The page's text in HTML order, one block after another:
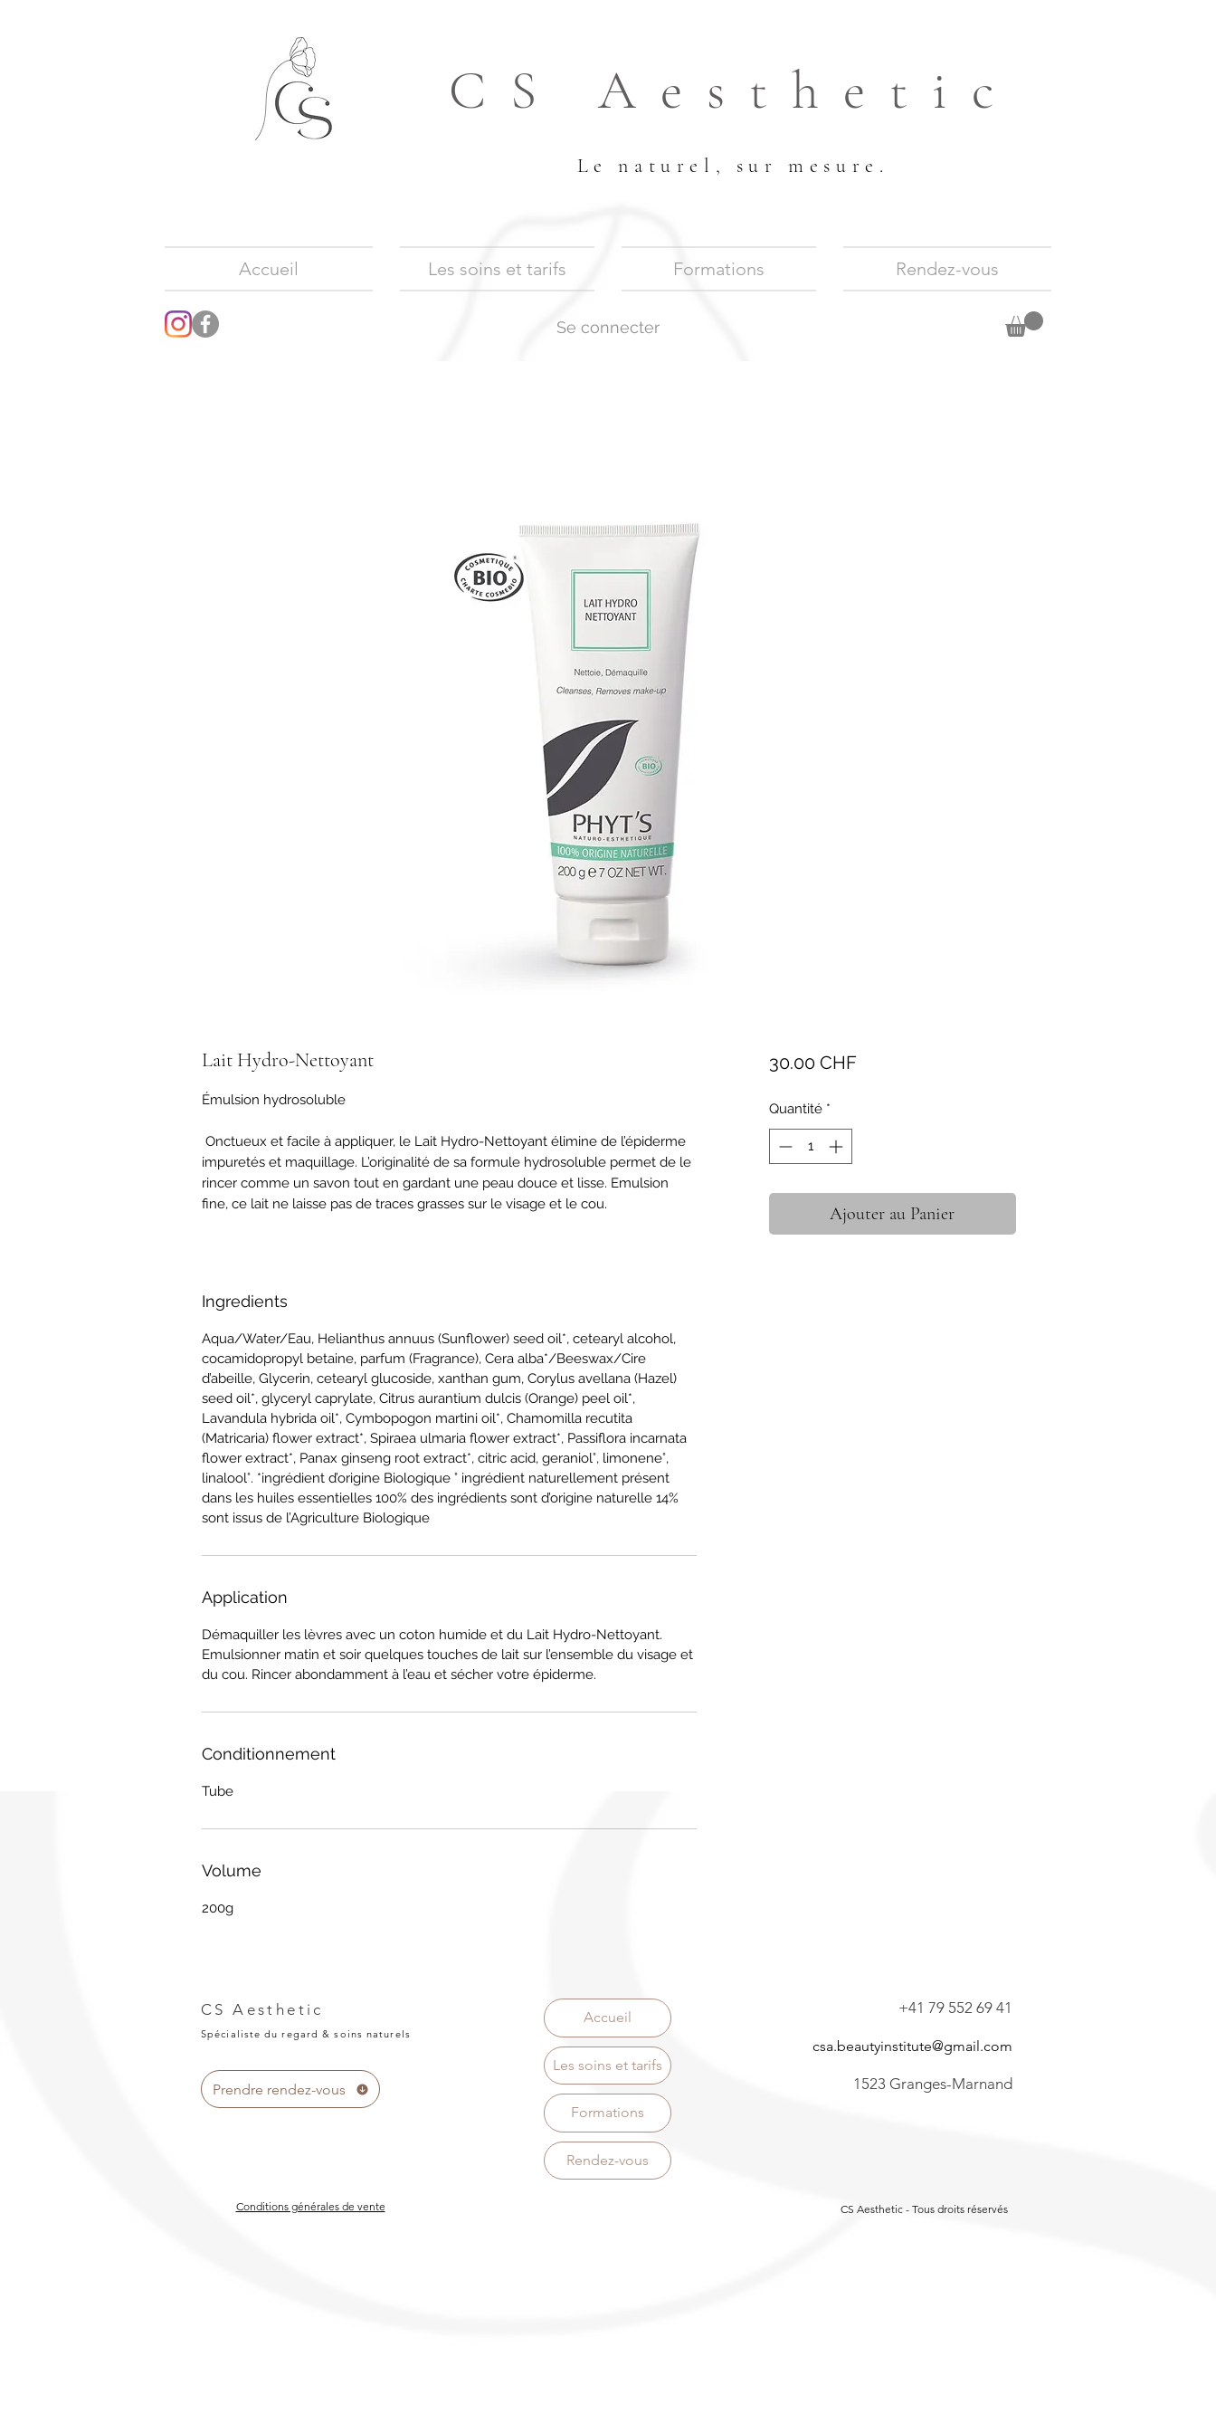
CS Aesthetic
Le naturel, sur mesure.
Accueil Les soins et tarifs Formations Rendez-vous
Se connecter
Lait Hydro-Nettoyant
Émulsion hydrosoluble
impuretés et maquillage. L’originalité de sa formule hydrosoluble permet de le
rincer comme un savon tout en gardant une peau douce et lisse. Emulsion
fine, ce lait ne laisse pas de traces grasses sur le visage et le cou.
Ingredients
Aqua/Water/Eau, Helianthus annuus (Sunflower) seed oil*, cetearyl alcohol,
cocamidopropyl betaine, parfum (Fragrance), Cera alba*/Beeswax/Cire
d’abeille, Glycerin, cetearyl glucoside, xanthan gum, Corylus avellana (Hazel)
seed oil*, glyceryl caprylate, Citrus aurantium dulcis (Orange) peel oil*,
Lavandula hybrida oil*, Cymbopogon martini oil*, Chamomilla recutita
(Matricaria) flower extract*, Spiraea ulmaria flower extract*, Passiflora incarnata
flower extract*, Panax ginseng root extract*, citric acid, geraniol°, limonene°,
linalool°. *ingrédient d’origine Biologique ° ingrédient naturellement présent
dans les huiles essentielles 100% des ingrédients sont d’origine naturelle 14%
sont issus de l’Agriculture Biologique
Application
Démaquiller les lèvres avec un coton humide et du Lait Hydro-Nettoyant.
Emulsionner matin et soir quelques touches de lait sur l’ensemble du visage et
du cou. Rincer abondamment à l’eau et sécher votre épiderme.
Conditionnement
Tube
Volume
200g
30.00 CHFPrix
Quantité *
Ajouter au Panier
CS Aesthetic
Spécialiste du regard & soins naturels
+41 79 552 69 41
csa.beautyinstitute@gmail.com
1523 Granges-Marnand
Conditions générales de vente
Prendre rendez-vous
Accueil
Les soins et tarifs
Formations
Rendez-vous
CS Aesthetic - Tous droits réservés